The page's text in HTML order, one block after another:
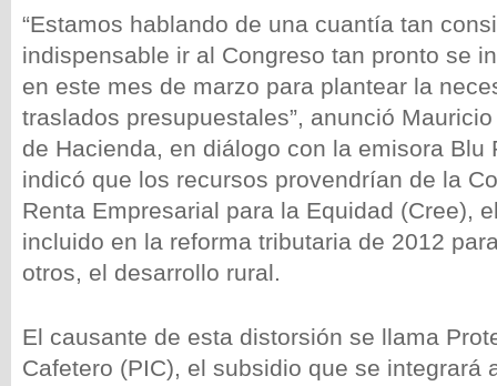
“Estamos hablando de una cuantía tan
indispensable ir al Congreso tan pronto se
en este mes de marzo para plantear la
traslados presupuestales”, anunció
de Hacienda, en diálogo con la emisora Blu
indicó que los recursos provendrían de la
Renta Empresarial para la Equidad (Cree),
incluido en la reforma tributaria de 2012
otros, el desarrollo rural.
El causante de esta distorsión se llama
Cafetero (PIC), el subsidio que se integrará